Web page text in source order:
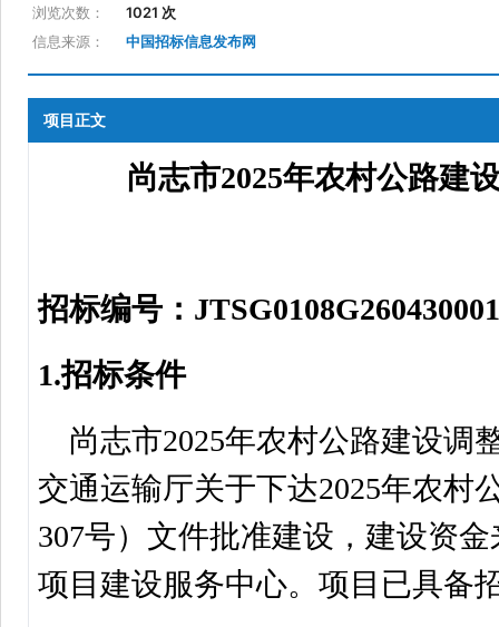
浏览次数：
1021 次
信息来源：
中国招标信息发布网
项目正文